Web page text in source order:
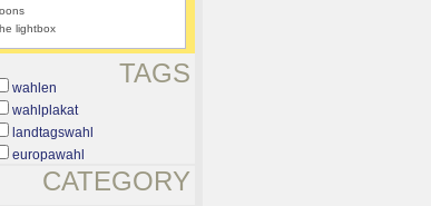
lightbox
TAGS
wahlen
wahlplakat
landtagswahl
europawahl
CATEGORY